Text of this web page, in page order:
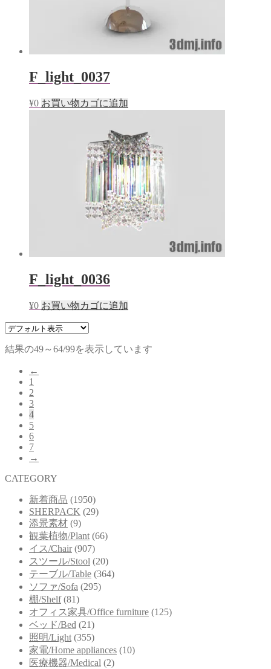
F_light_0037
¥0 お買い物カゴに追加
F_light_0036
¥0 お買い物カゴに追加
結果の49～64/99を表示しています
←
1
2
3
4
5
6
7
→
CATEGORY
新着商品 (1950)
SHERPACK (29)
添景素材 (9)
観葉植物/Plant (66)
イス/Chair (907)
スツール/Stool (20)
テーブル/Table (364)
ソファ/Sofa (295)
棚/Shelf (81)
オフィス家具/Office furniture (125)
ベッド/Bed (21)
照明/Light (355)
家電/Home appliances (10)
医療機器/Medical (2)